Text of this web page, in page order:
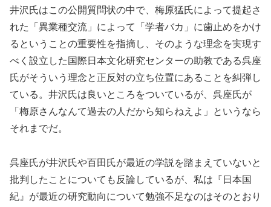
井沢氏はこの公開質問状の中で、梅原猛氏によって提起さ
れた「異業種交流」によって「学者バカ」に歯止めをかけ
るということの重要性を指摘し、そのような理念を実現す
べく設立した国際日本文化研究センターの助教である呉座
氏がそういう理念と正反対の立ち位置にあることを糾弾し
ている。井沢氏は良いところをついているが、呉座氏が
「梅原さんなんて過去の人だから知らねえよ」というなら
それまでだ。
呉座氏が井沢氏や百田氏が最近の学説を踏まえていないと
批判したことについても反論しているが、私は『日本国
紀』が最近の研究動向について勉強不足なのはそのとおり